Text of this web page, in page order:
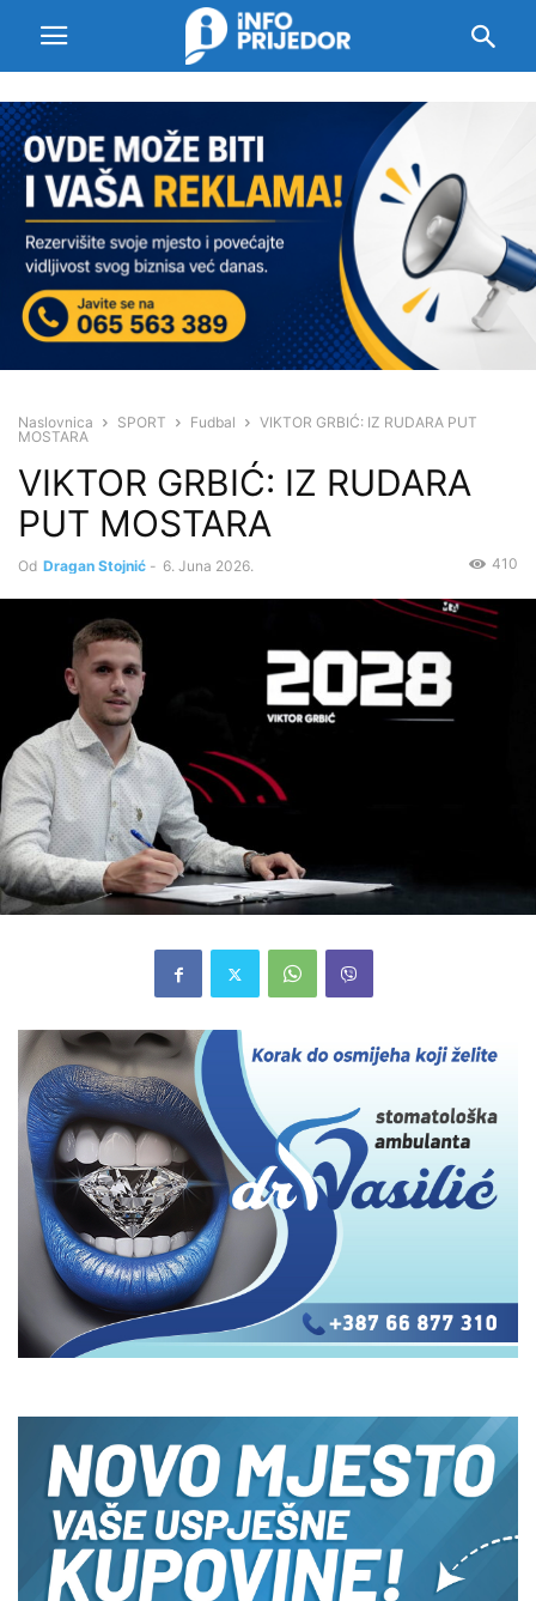
Naslovnica SPORT Fudbal
VIKTOR GRBIĆ: IZ RUDARA PUT
MOSTARA
VIKTOR GRBIĆ: IZ RUDARA
PUT MOSTARA
Od Dragan Stojnić - 6. Juna 2026. 410